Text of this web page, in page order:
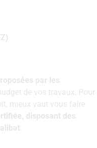
par les
de vos travaux. Pour
mieux vaut vous faire
disposant des